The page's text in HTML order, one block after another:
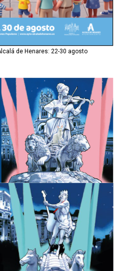
de Henares: 22-30 agosto